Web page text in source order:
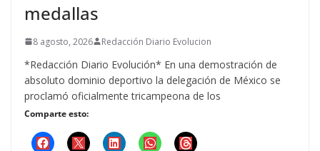
medallas
8 agosto, 2026 Redacción Diario Evolucion
*Redacción Diario Evolución* En una demostración de
absoluto dominio deportivo la delegación de México se
proclamó oficialmente tricampeona de los
Comparte esto: